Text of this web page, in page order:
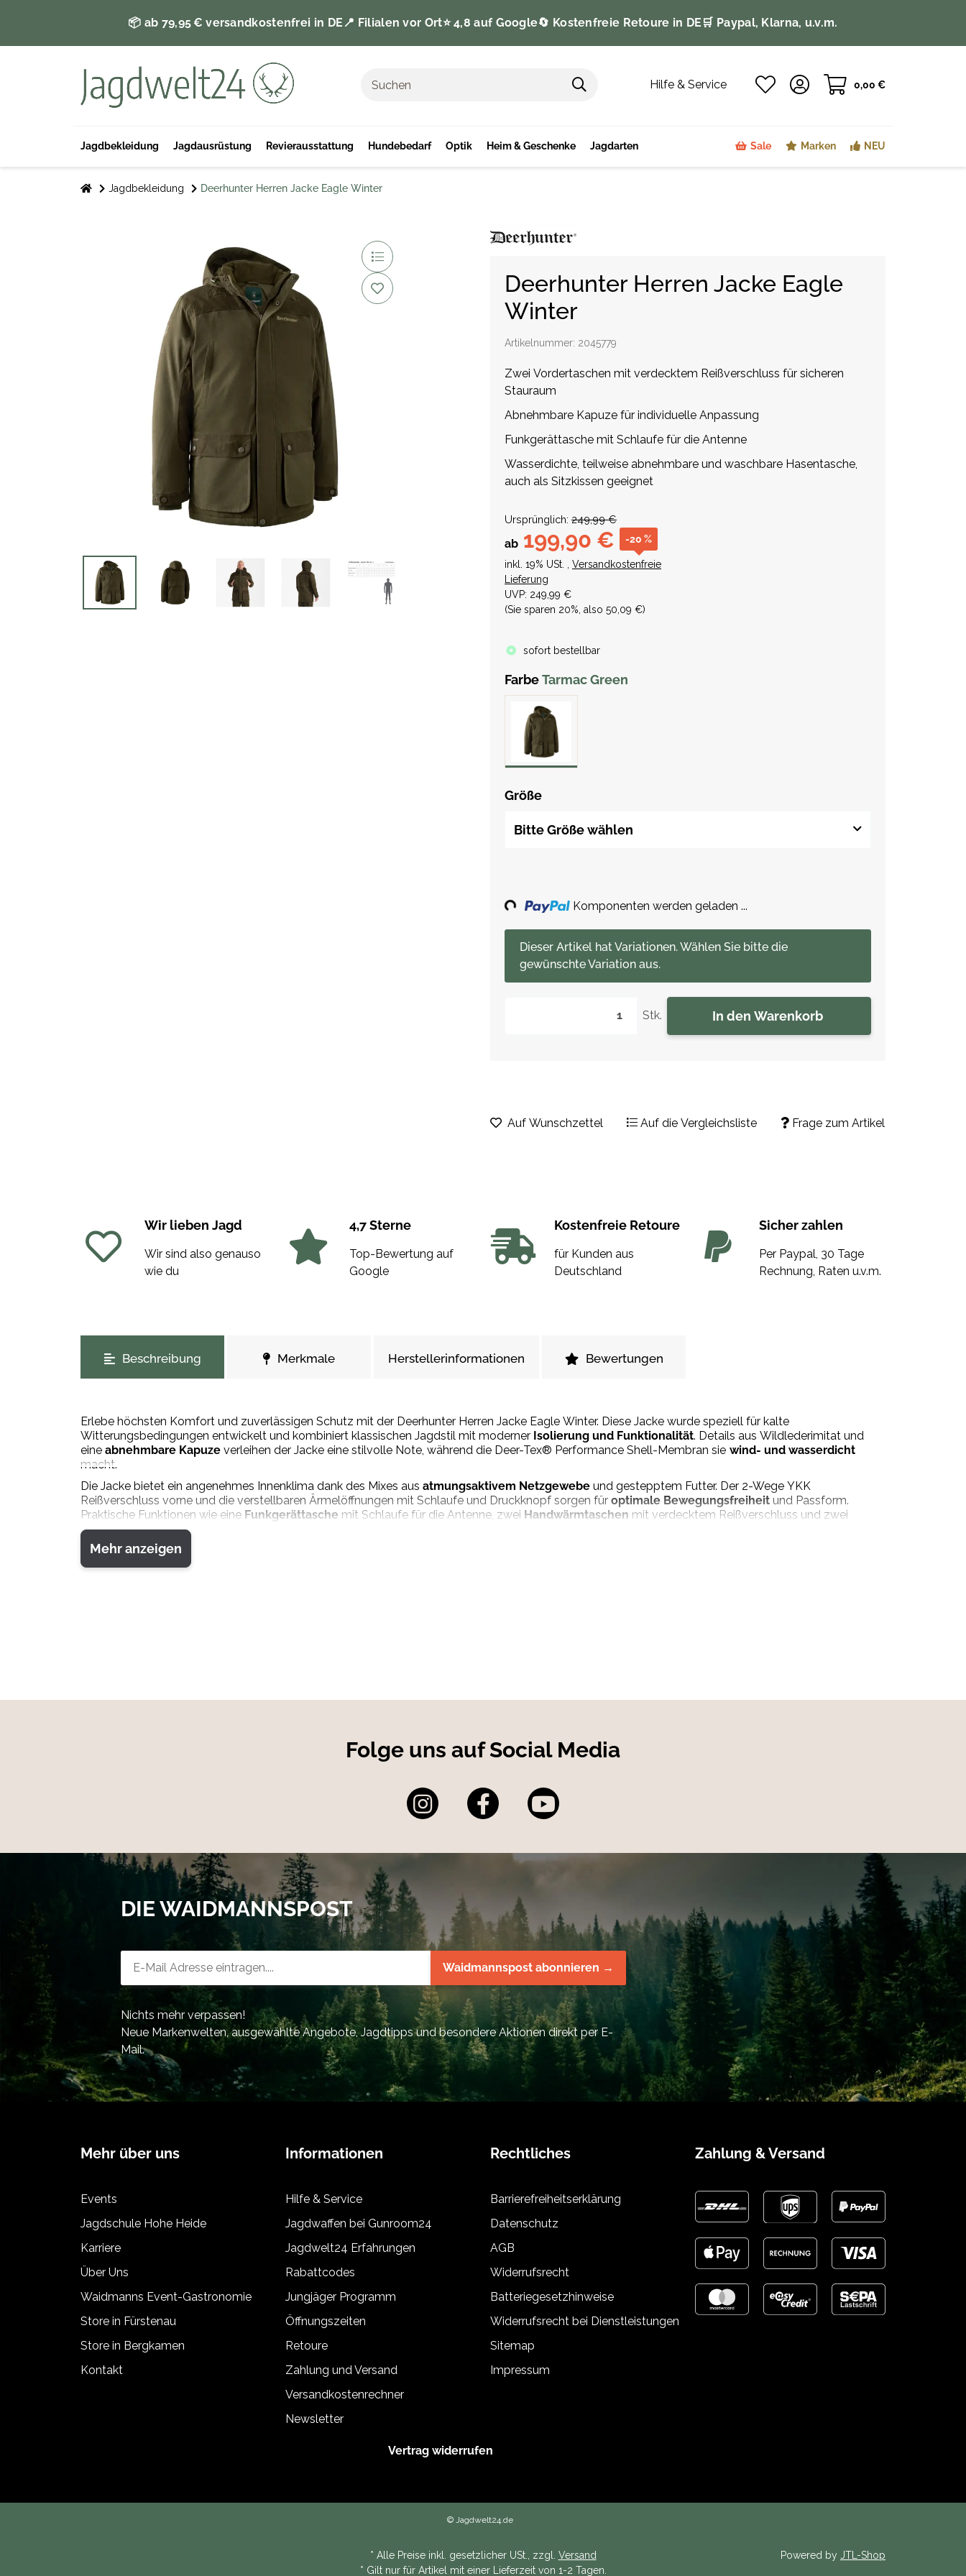
📦 ab 79,95 € versandkostenfrei in DE 📍 Filialen vor Ort⭐️ 4,8 auf Google🔄 Kostenfreie Retoure in DE 🛒 Paypal, Klarna, u.v.m.
Hilfe & Service 0,00 €
Jagdbekleidung Jagdausrüstung Revierausstattung Hundebedarf Optik Heim & Geschenke Jagdarten Sale Marken NEU
Jagdbekleidung Deerhunter Herren Jacke Eagle Winter
Deerhunter Herren Jacke Eagle
Winter
Artikelnummer: 2045779
Zwei Vordertaschen mit verdecktem Reißverschluss für sicheren
Stauraum
Abnehmbare Kapuze für individuelle Anpassung
Funkgerättasche mit Schlaufe für die Antenne
Wasserdichte, teilweise abnehmbare und waschbare Hasentasche,
auch als Sitzkissen geeignet
Ursprünglich: 249,99 €
ab 199,90 € -20 %
inkl. 19% USt. , Versandkostenfreie
Lieferung
UVP: 249,99 €
(Sie sparen 20% , also 50,09 €)
sofort bestellbar
FarbeTarmac Green
Größe
Bitte Größe wählen
Stk. In den Warenkorb
x
Dieser Artikel hat Variationen. Wählen Sie bitte die
gewünschte Variation aus.
Loading... Komponenten werden geladen ...
Frage zum Artikel
Auf Wunschzettel Auf die Vergleichsliste
Wir lieben Jagd
Wir sind also genauso
wie du
4,7 Sterne
Top-Bewertung auf
Google
Kostenfreie Retoure
für Kunden aus
Deutschland
Sicher zahlen
Per Paypal, 30 Tage
Rechnung, Raten u.v.m.
Beschreibung Merkmale Herstellerinformationen Bewertungen
Erlebe höchsten Komfort und zuverlässigen Schutz mit der Deerhunter Herren Jacke Eagle Winter. Diese Jacke wurde speziell für kalte
Witterungsbedingungen entwickelt und kombiniert klassischen Jagdstil mit moderner Isolierung und Funktionalität. Details aus Wildlederimitat und
eine abnehmbare Kapuze verleihen der Jacke eine stilvolle Note, während die Deer-Tex® Performance Shell-Membran sie wind- und wasserdicht
macht.
Die Jacke bietet ein angenehmes Innenklima dank des Mixes aus atmungsaktivem Netzgewebe und gestepptem Futter. Der 2-Wege YKK
Reißverschluss vorne und die verstellbaren Ärmelöffnungen mit Schlaufe und Druckknopf sorgen für optimale Bewegungsfreiheit und Passform.
Praktische Funktionen wie eine Funkgerättasche mit Schlaufe für die Antenne, zwei Handwärmtaschen mit verdecktem Reißverschluss und zwei
geräumigeVordertaschen
Besonders praktisch ist die wasserdichte, teilweise abnehmbare und waschbare
werden kann. Weitere funktionale Merkmale sind eine Napoleontasche, zusätzliche Seitentaschen an den Vordertaschen sowie zwei Innentaschen und
Mehr anzeigen
Folge uns auf Social Media
DIE WAIDMANNSPOST
Waidmannspost abonnieren →
Nichts mehr verpassen!
Neue Markenwelten, ausgewählte Angebote, Jagdtipps und besondere Aktionen direkt per E-
Mail.
Mehr über uns
Events
Jagdschule Hohe Heide
Karriere
Über Uns
Waidmanns Event-Gastronomie
Store in Fürstenau
Store in Bergkamen
Kontakt
Informationen
Hilfe & Service
Jagdwaffen bei Gunroom24
Jagdwelt24 Erfahrungen
Rabattcodes
Jungjäger Programm
Öffnungszeiten
Retoure
Zahlung und Versand
Versandkostenrechner
Newsletter
Rechtliches
Barrierefreiheitserklärung
Datenschutz
AGB
Widerrufsrecht
Batteriegesetzhinweise
Widerrufsrecht bei Dienstleistungen
Sitemap
Impressum
Zahlung & Versand
Vertrag widerrufen
© Jagdwelt24.de
* Alle Preise inkl. gesetzlicher USt., zzgl. Versand
* Gilt nur für Artikel mit einer Lieferzeit von 1-2 Tagen.
Powered by JTL-Shop